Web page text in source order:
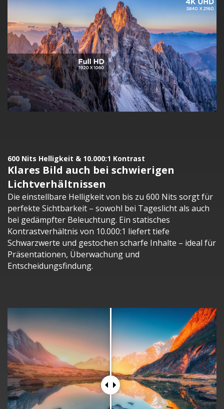
600 Nits Helligkeit & 10.000:1 Kontrast
Klares Bild auch bei schwierigen
Lichtverhältnissen
Die einstellbare Helligkeit von bis zu 600 Nits sorgt für
perfekte Sichtbarkeit – sowohl bei Tageslicht als auch
bei gedämpfter Beleuchtung. Ein statisches
Kontrastverhältnis von 10.000:1 liefert tiefe
Schwarzwerte und gestochen scharfe Inhalte – ideal für
Präsentationen, Überwachung und
Entscheidungsfindung.